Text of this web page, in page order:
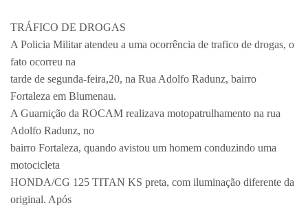
TRÁFICO DE DROGAS
A Policia Militar atendeu a uma ocorrência de trafico de drogas, o
fato ocorreu na
tarde de segunda-feira,20, na Rua Adolfo Radunz, bairro
Fortaleza em Blumenau.
A Guarnição da ROCAM realizava motopatrulhamento na rua
Adolfo Radunz, no
bairro Fortaleza, quando avistou um homem conduzindo uma
motocicleta
HONDA/CG 125 TITAN KS preta, com iluminação diferente da
original. Após